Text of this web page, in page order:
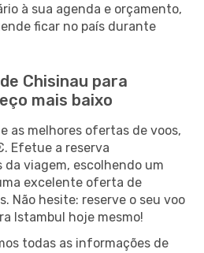
à sua agenda e orçamento,
ficar no país durante
Chisinau para
mais baixo
as melhores ofertas de voos,
Efetue a reserva
da viagem, escolhendo um
excelente oferta de
Não hesite: reserve o seu voo
Istambul hoje mesmo!
todas as informações de